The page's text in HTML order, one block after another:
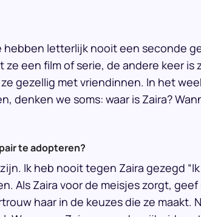
hebben letterlijk nooit een seconde
een film of serie, de andere keer is
gezellig met vriendinnen. In het
denken we soms: waar is Zaira?
te adopteren?
Ik heb nooit tegen Zaira gezegd
Als Zaira voor de meisjes zorgt,
haar in de keuzes die ze maakt.